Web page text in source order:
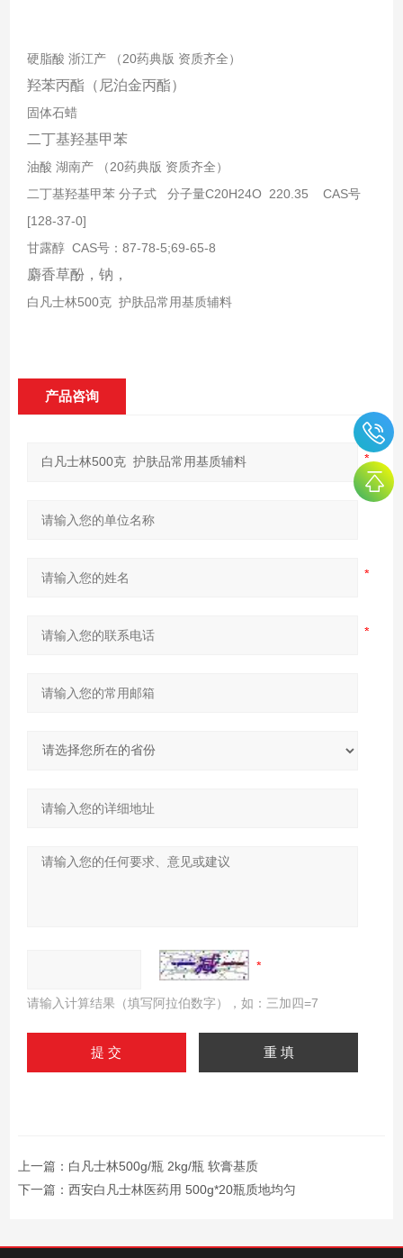
硬脂酸 浙江产 （20药典版 资质齐全）
羟苯丙酯（尼泊金丙酯）
固体石蜡
二丁基羟基甲苯
油酸 湖南产 （20药典版 资质齐全）
二丁基羟基甲苯 分子式 分子量C20H24O 220.35 CAS号
[128-37-0]
甘露醇 CAS号：87-78-5;69-65-8
麝香草酚，钠，
白凡士林500克 护肤品常用基质辅料
产品咨询
请输入计算结果（填写阿拉伯数字），如：三加四=7
上一篇： 白凡士林500g/瓶 2kg/瓶 软膏基质
下一篇： 西安白凡士林医药用 500g*20瓶质地均匀